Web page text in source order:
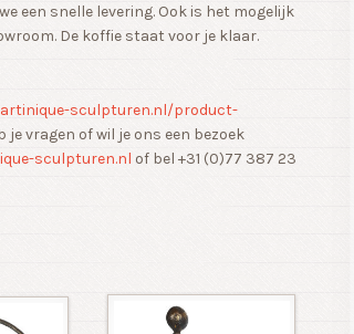
een snelle levering. Ook is het mogelijk
De koffie staat voor je klaar.
sculpturen.nl/product-
je vragen of wil je ons een bezoek
sculpturen.nl of bel +31 (0)77 387 23